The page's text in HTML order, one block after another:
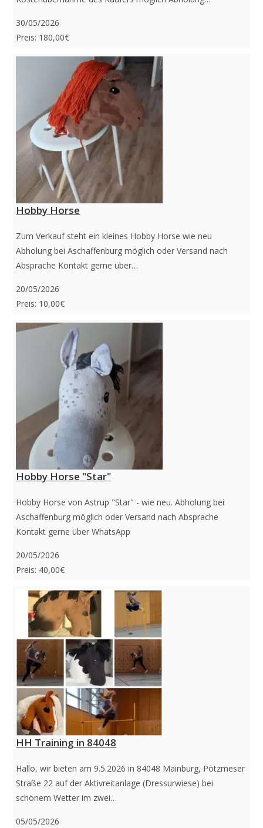
30/05/2026
Preis: 180,00€
Hobby Horse
Zum Verkauf steht ein kleines Hobby Horse wie neu
Abholung bei Aschaffenburg möglich oder Versand nach
Absprache Kontakt gerne über…
20/05/2026
Preis: 10,00€
Hobby Horse "Star"
Hobby Horse von Astrup "Star" - wie neu. Abholung bei
Aschaffenburg möglich oder Versand nach Absprache
Kontakt gerne über WhatsApp
20/05/2026
Preis: 40,00€
HH Training in 84048
Hallo, wir bieten am 9.5.2026 in 84048 Mainburg, Pötzmeser
Straße 22 auf der Aktivreitanlage (Dressurwiese) bei
schönem Wetter im zwei…
05/05/2026